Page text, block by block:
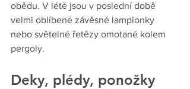
obědu. V létě jsou v poslední době
velmi oblíbené závěsné lampionky
nebo světelné řetězy omotané kolem
pergoly.
Deky, plédy, ponožky